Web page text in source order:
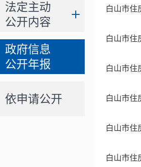
法定主动
公开内容
政府信息
公开年报
依申请公开
白山市住
白山市住
白山市住
白山市住
白山市住
白山市住